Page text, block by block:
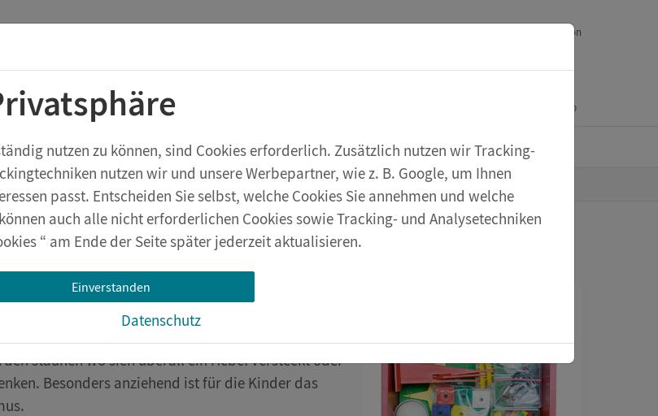
nutzen zu können, sind Cookies erforderlich. Zusätzlich nutzen wir Tracking-
nutzen wir und unsere Werbepartner, wie z. B. Google, um Ihnen
passt. Entscheiden Sie selbst, welche Cookies Sie annehmen und welche
auch alle nicht erforderlichen Cookies sowie Tracking- und Analysetechniken
“ am Ende der Seite später jederzeit aktualisieren.
Einverstanden
Datenschutz
English version
Warenkorb
& Zubehör eXperiBot Lehrwerksversuche eXperiScout
experimentieren mit Hebel, Rolle und Magnet
– da bewegt sich was!
staunen wo sich überall ein Hebel versteckt oder
Besonders anziehend ist für die Kinder das